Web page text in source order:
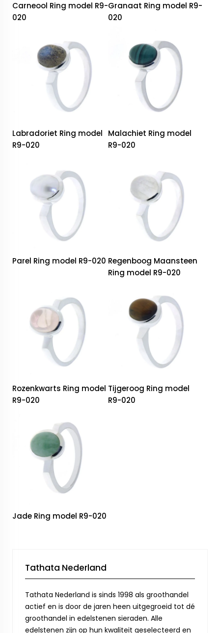
Carneool Ring model R9-
020
Granaat Ring model R9-
020
Labradoriet Ring model
R9-020
Malachiet Ring model
R9-020
Parel Ring model R9-020 Regenboog Maansteen
Ring model R9-020
Rozenkwarts Ring model
R9-020
Tijgeroog Ring model
R9-020
Jade Ring model R9-020
Tathata Nederland
Tathata Nederland is sinds 1998 als groothandel
actief en is door de jaren heen uitgegroeid tot dé
groothandel in edelstenen sieraden. Alle
edelstenen zijn op hun kwaliteit geselecteerd en